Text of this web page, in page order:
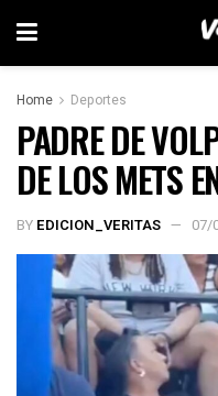
Home Deportes
PADRE DE
DE LOS METS
BY EDICION_VERITAS 07/